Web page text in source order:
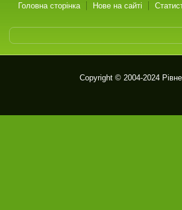
Головна сторінка Нове на сайті
Copyright © 2004-2024